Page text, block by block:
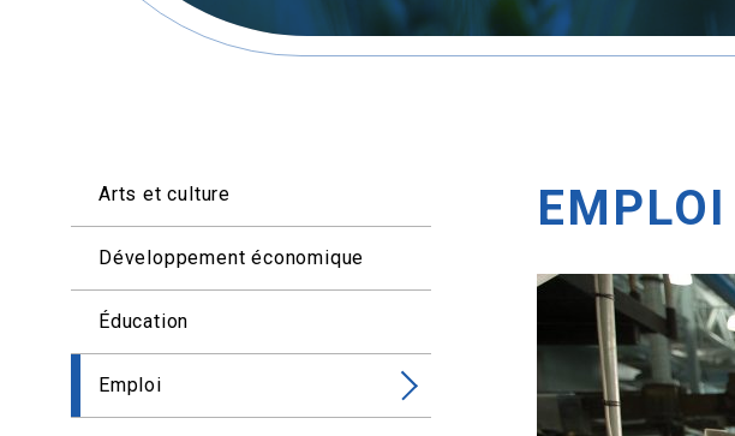
Arts et culture
Développement économique
Éducation
Emploi
EMPLOI